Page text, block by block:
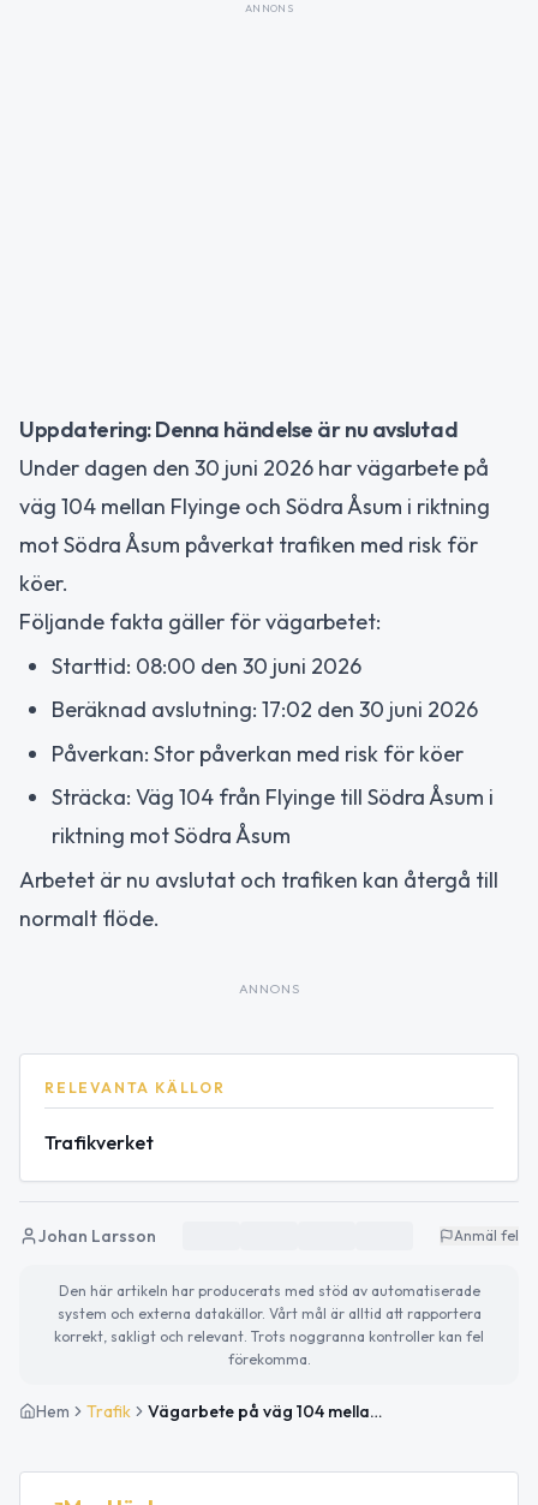
ANNONS
Uppdatering: Denna händelse är nu avslutad
Under dagen den 30 juni 2026 har vägarbete på
väg 104 mellan Flyinge och Södra Åsum i riktning
mot Södra Åsum påverkat trafiken med risk för
köer.
Följande fakta gäller för vägarbetet:
Starttid: 08:00 den 30 juni 2026
Beräknad avslutning: 17:02 den 30 juni 2026
Påverkan: Stor påverkan med risk för köer
Sträcka: Väg 104 från Flyinge till Södra Åsum i
riktning mot Södra Åsum
Arbetet är nu avslutat och trafiken kan återgå till
normalt flöde.
ANNONS
RELEVANTA KÄLLOR
Trafikverket
Johan Larsson Anmäl fel
Den här artikeln har producerats med stöd av automatiserade
system och externa datakällor. Vårt mål är alltid att rapportera
korrekt, sakligt och relevant. Trots noggranna kontroller kan fel
förekomma.
Hem Trafik Vägarbete på väg 104 mellan Flyinge och Södra Åsum avslutat